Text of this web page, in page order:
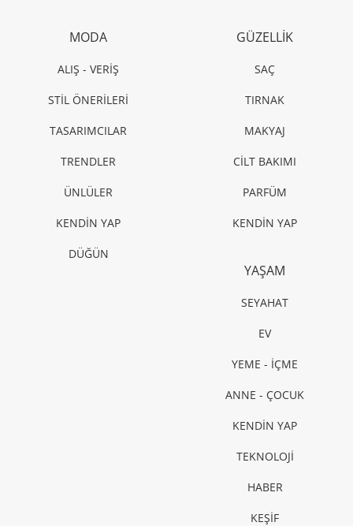
MODA
ALIŞ - VERİŞ
STİL ÖNERİLERİ
TASARIMCILAR
TRENDLER
ÜNLÜLER
KENDİN YAP
DÜĞÜN
GÜZELLİK
SAÇ
TIRNAK
MAKYAJ
CİLT BAKIMI
PARFÜM
KENDİN YAP
YAŞAM
SEYAHAT
EV
YEME - İÇME
ANNE - ÇOCUK
KENDİN YAP
TEKNOLOJİ
HABER
KEŞİF